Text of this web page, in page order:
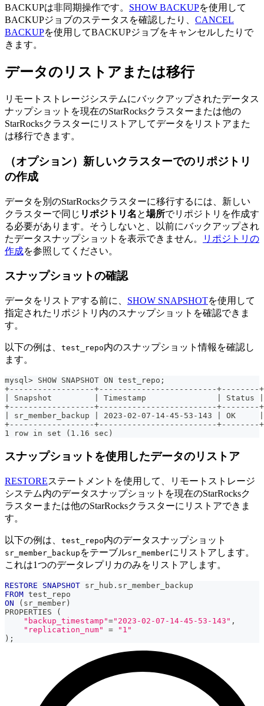
BACKUPは非同期操作です。 SHOW BACKUPを使用して
BACKUPジョブのステータスを確認したり、 CANCEL
BACKUPを使用してBACKUPジョブをキャンセルしたりで
きます。
データのリストアまたは移行
リモートストレージシステムにバックアップされたデータス
ナップショットを現在のStarRocksクラスターまたは他の
StarRocksクラスターにリストアしてデータをリストアまた
は移行できます。
（オプション）新しいクラスターでのリポジトリ
の作成
データを別のStarRocksクラスターに移行するには、新しい
クラスターで同じ リポジトリ名 と場所でリポジトリを作成す
る必要があります。そうしないと、以前にバックアップされ
たデータスナップショットを表示できません。
リポジトリの
作成を参照してください。
スナップショットの確認
データをリストアする前に、 SHOW SNAPSHOTを使用して
指定されたリポジトリ内のスナップショットを確認できま
す。
以下の例は、 test_repo内のスナップショット情報を確認し
ます。
mysql> SHOW SNAPSHOT ON test_repo;
+------------------+-------------------------+--------+
| Snapshot         | Timestamp               | Status |
+------------------+-------------------------+--------+
| sr_member_backup | 2023-02-07-14-45-53-143 | OK     |
+------------------+-------------------------+--------+
1 row in set (1.16 sec)
スナップショットを使用したデータのリストア
RESTOREステートメントを使用して、リモートストレージ
システム内のデータスナップショットを現在のStarRocksク
ラスターまたは他のStarRocksクラスターにリストアできま
す。
以下の例は、 test_repo内のデータスナップショット
sr_member_backup をテーブルsr_memberにリストアします。
これは1つのデータレプリカのみをリストアします。
RESTORE SNAPSHOT sr_hub . sr_member_backup
FROM test_repo
ON
( sr_member)
PROPERTIES
(
"backup_timestamp"="2023-02-07-14-45-53-143" ,
"replication_num"
=
"1"
) ;